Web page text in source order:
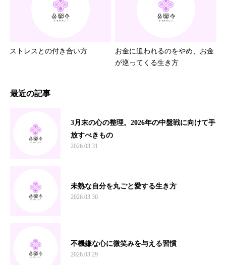
ストレスとの付き合い方
お金に追われるのをやめ、お金
が巡ってくる生き方
最近の記事
3月末の心の整理。2026年の中盤戦に向けて手
放すべきもの
2026.03.31
未熟な自分を丸ごと愛する生き方
2026.03.30
不機嫌な心に微笑みを与える習慣
2026.03.29